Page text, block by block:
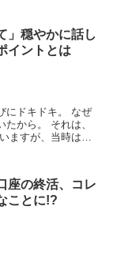
」穏やかに話し
イントとは
キドキ。 なぜ
それは、
座の終活、コレ
ことに!?